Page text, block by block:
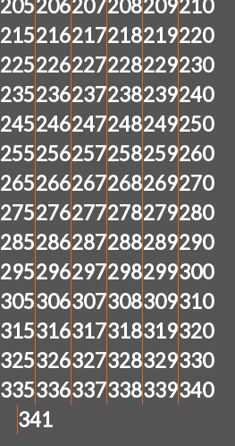
205206207208209210
215216217218219220
225226227228229230
235236237238239240
245246247248249250
255256257258259260
265266267268269270
275276277278279280
285286287288289290
295296297298299300
305306307308309310
315316317318319320
325326327328329330
335336337338339340
341